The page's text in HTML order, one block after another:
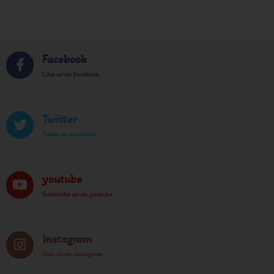
Facebook
Like us on facebook
Twitter
Tweet us on twitter
youtube
Subscribe us on youtube
Instagram
Join us on instagram